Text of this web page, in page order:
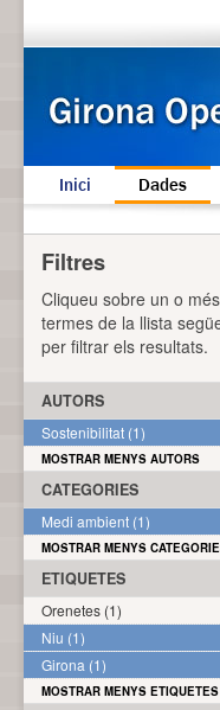
Inici Dades
Filtres
Cliqueu sobre un o més
termes de la llista
per filtrar els resultats.
AUTORS
Sostenibilitat (1)
MOSTRAR MENYS AUTORS
CATEGORIES
Medi ambient (1)
MOSTRAR MENYS
ETIQUETES
Orenetes (1)
Niu (1)
Girona (1)
MOSTRAR MENYS ETIQUETES